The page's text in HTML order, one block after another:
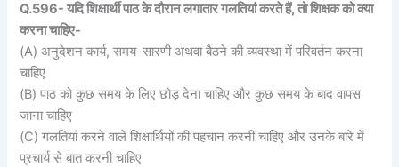
Q.596- यदि शिक्षार्थी पाठ के दौरान लगातार गलतियां करते हैं, तो शिक्षक को क्या
करना चाहिए-
(A) अनुदेशन कार्य, समय-सारणी अथवा बैठने की व्यवस्था में परिवर्तन करना
चाहिए
(B) पाठ को कुछ समय के लिए छोड़ देना चाहिए और कुछ समय के बाद वापस
जाना चाहिए
(C) गलतियां करने वाले शिक्षार्थियों की पहचान करनी चाहिए और उनके बारे में
प्रचार्य से बात करनी चाहिए